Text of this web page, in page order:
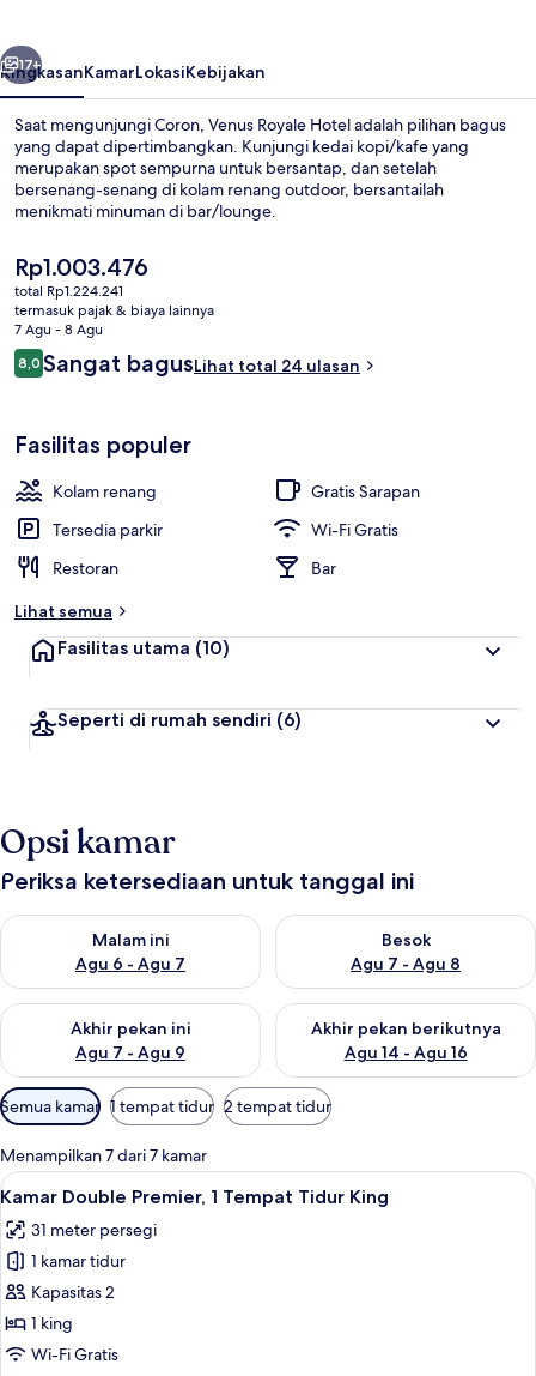
Berikutnya
17+
RingkasanKamarLokasiKebijakan
Saat mengunjungi Coron, Venus Royale Hotel adalah pilihan bagus
yang dapat dipertimbangkan. Kunjungi kedai kopi/kafe yang
merupakan spot sempurna untuk bersantap, dan setelah
bersenang-senang di kolam renang outdoor, bersantailah
menikmati minuman di bar/lounge.
Harga
saat
ini
Rp1.003.476
Rp1.003.476
total Rp1.224.241
termasuk pajak & biaya lainnya
7 Agu - 8 Agu
Ulasan
8,08,0 dari 10
Sangat bagusLihat total 24 ulasan
Fasilitas populer
Kolam renang
Gratis Sarapan
Tersedia parkir
Wi-Fi Gratis
Restoran
Bar
Lihat semua
Fasilitas utama (10)
Seperti di rumah sendiri (6)
Opsi kamar
Periksa ketersediaan untuk tanggal ini
Malam ini
Agu 6 - Agu 7
Periksa ketersediaan untuk malam ini Agu 6 - Agu 7
Besok
Agu 7 - Agu 8
Periksa ketersediaan untuk
Akhir pekan ini
Agu 7 - Agu 9
Periksa ketersediaan untuk akhir pekan ini Agu 7 - Agu 9
Akhir pekan berikutnya
Agu 14 - Agu 16
Periksa ketersediaan untuk
Filter
tersedia
untuk
kamar
Semua kamar 1 tempat tidur 2 tempat tidur
Menampilkan 7 dari 7 kamar
Lihat
semua
foto
untuk
Kamar
Double
Premier,
Kamar Double Premier, 1 Tempat
2
Kamar Double Premier, 1 Tempat Tidur King
31 meter persegi
1 kamar tidur
Kapasitas 2
1 king
Wi-Fi Gratis